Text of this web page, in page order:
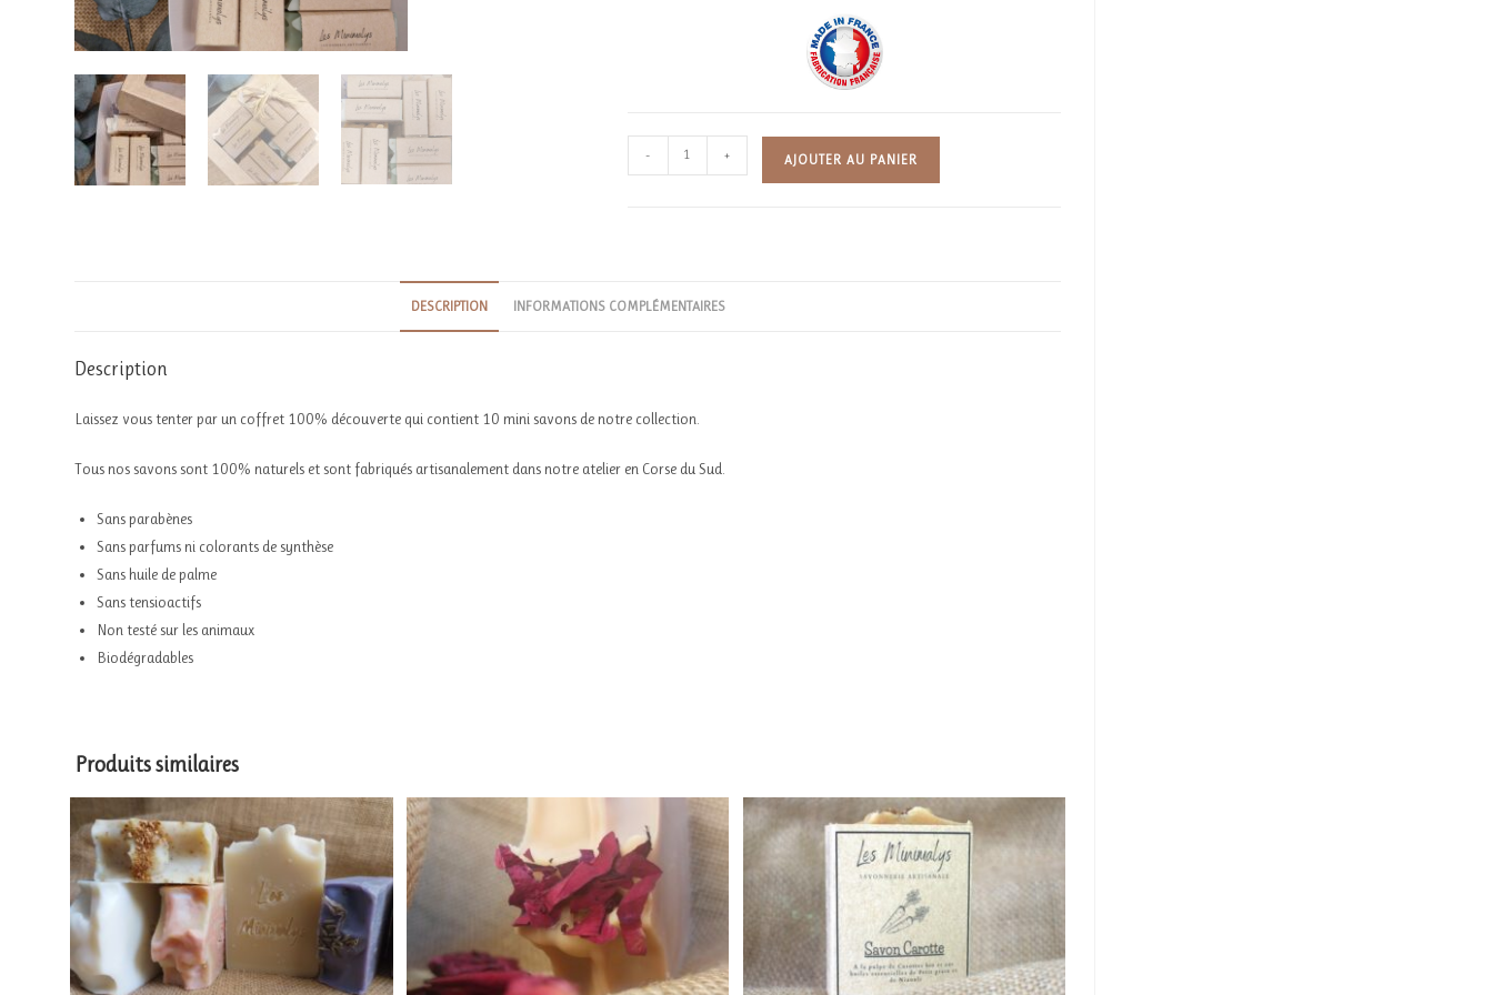
de
- + AJOUTER AU PANIER
DESCRIPTION INFORMATIONS COMPLÉMENTAIRES
Description
Laissez vous tenter par un coffret 100% découverte qui contient 10 mini savons de notre collection.
Tous nos savons sont 100% naturels et sont fabriqués artisanalement dans notre atelier en Corse du Sud.
Sans parabènes
Sans parfums ni colorants de synthèse
Sans huile de palme
Sans tensioactifs
Non testé sur les animaux
Biodégradables
Produits similaires